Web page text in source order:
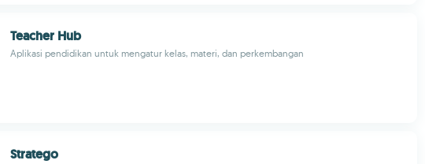
Teacher Hub
Aplikasi pendidikan untuk mengatur kelas, materi, dan perkembangan
Stratego